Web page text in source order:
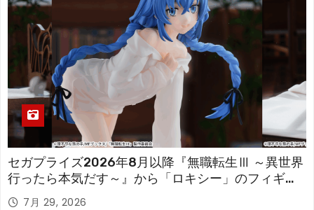
セガプライズ2026年8月以降『無職転生Ⅲ ～異世界
行ったら本気だす～』から「ロキシー」のフィギュ
アが登場！
7月 29, 2026